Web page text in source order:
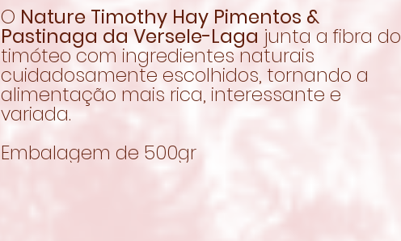
O Nature Timothy Hay Pimentos &
Pastinaga da Versele-Laga junta a fibra do
timóteo com ingredientes naturais
cuidadosamente escolhidos, tornando a
alimentação mais rica, interessante e
variada.
Embalagem de 500gr